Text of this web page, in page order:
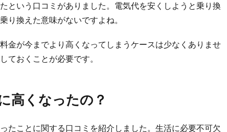
という口コミがありました。電気代を安くしようと乗り換
り換えた意味がないですよね。
金が今までより高くなってしまうケースは少なくありませ
ておくことが必要です。
高くなったの？
たことに関する口コミを紹介しました。生活に必要不可欠